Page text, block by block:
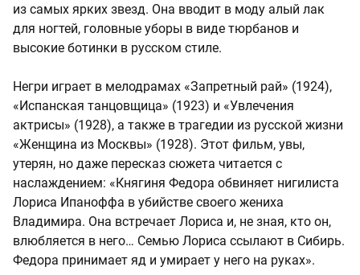
из самых ярких звезд. Она вводит в моду алый лак
для ногтей, головные уборы в виде тюрбанов и
высокие ботинки в русском стиле.
Негри играет в мелодрамах «Запретный рай» (1924),
«Испанская танцовщица» (1923) и «Увлечения
актрисы» (1928), а также в трагедии из русской жизни
«Женщина из Москвы» (1928). Этот фильм, увы,
утерян, но даже пересказ сюжета читается с
наслаждением: «Княгиня Федора обвиняет нигилиста
Лориса Ипаноффа в убийстве своего жениха
Владимира. Она встречает Лориса и, не зная, кто он,
влюбляется в него… Семью Лориса ссылают в Сибирь.
Федора принимает яд и умирает у него на руках».